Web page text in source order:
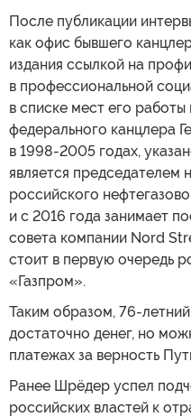
После публикации
как офис бывшего
издания ссылкой на
в профессиональной
в списке мест его
федерального канцлера
в 1998-2005 годах,
является председателем
российского
и с 2016 года занимает
совета компании Nord
стоит в первую очередь
«Газпром».
Таким образом, 76-
достаточно денег, но
платежах за верность
Ранее Шрёдер успел
российских властей к